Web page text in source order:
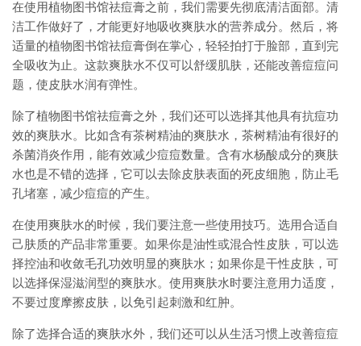
在使用植物图书馆祛痘膏之前，我们需要先彻底清洁面部。清
洁工作做好了，才能更好地吸收爽肤水的营养成分。然后，将
适量的植物图书馆祛痘膏倒在掌心，轻轻拍打于脸部，直到完
全吸收为止。这款爽肤水不仅可以舒缓肌肤，还能改善痘痘问
题，使皮肤水润有弹性。
除了植物图书馆祛痘膏之外，我们还可以选择其他具有抗痘功
效的爽肤水。比如含有茶树精油的爽肤水，茶树精油有很好的
杀菌消炎作用，能有效减少痘痘数量。含有水杨酸成分的爽肤
水也是不错的选择，它可以去除皮肤表面的死皮细胞，防止毛
孔堵塞，减少痘痘的产生。
在使用爽肤水的时候，我们要注意一些使用技巧。选用合适自
己肤质的产品非常重要。如果你是油性或混合性皮肤，可以选
择控油和收敛毛孔功效明显的爽肤水；如果你是干性皮肤，可
以选择保湿滋润型的爽肤水。使用爽肤水时要注意用力适度，
不要过度摩擦皮肤，以免引起刺激和红肿。
除了选择合适的爽肤水外，我们还可以从生活习惯上改善痘痘